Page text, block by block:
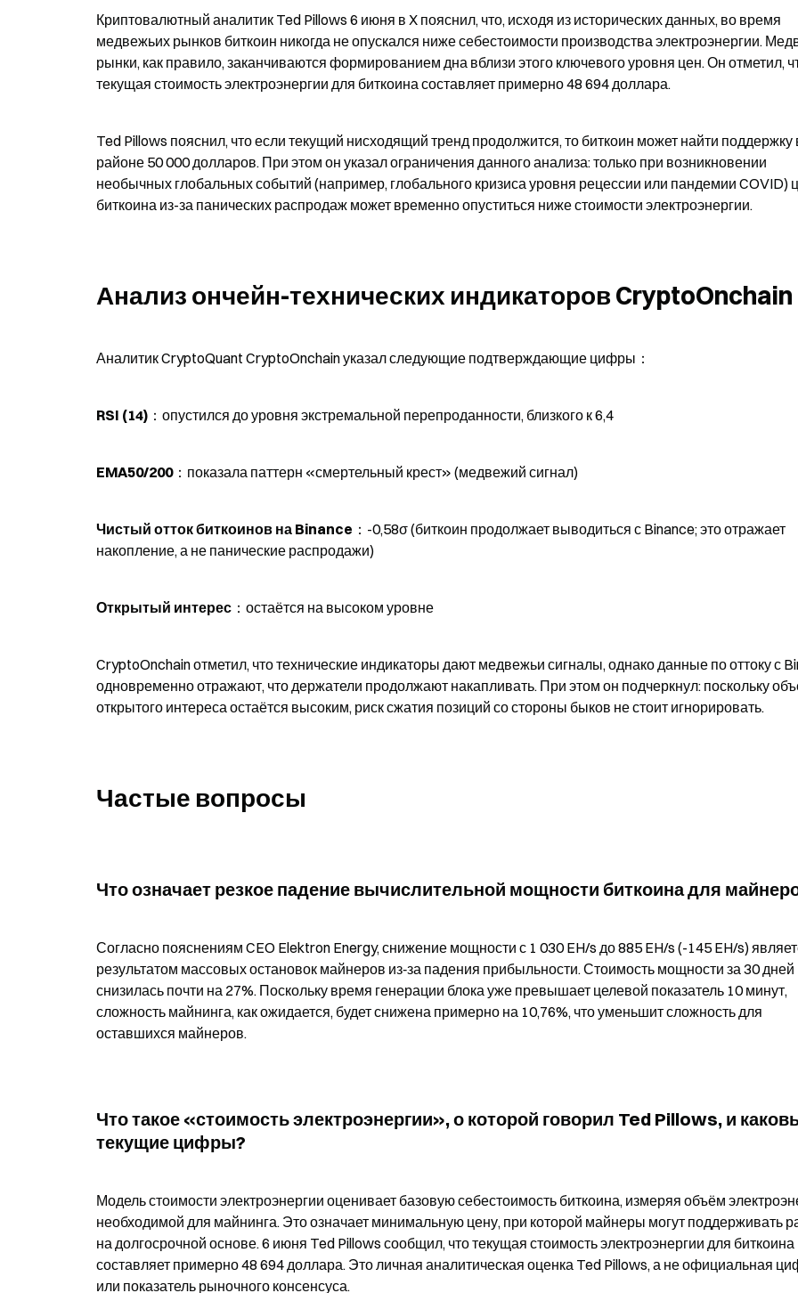
Криптовалютный аналитик Ted Pillows 6 июня в X пояснил, что, исходя из исторических данных, во время
медвежьих рынков биткоин никогда не опускался ниже себестоимости производства электроэнергии.
рынки, как правило, заканчиваются формированием дна вблизи этого ключевого уровня цен. Он отметил,
текущая стоимость электроэнергии для биткоина составляет примерно 48 694 доллара.
Ted Pillows пояснил, что если текущий нисходящий тренд продолжится, то биткоин может найти поддержку
районе 50 000 долларов. При этом он указал ограничения данного анализа: только при возникновении
необычных глобальных событий (например, глобального кризиса уровня рецессии или пандемии COVID)
биткоина из-за панических распродаж может временно опуститься ниже стоимости электроэнергии.
Анализ ончейн-технических индикаторов CryptoOnchain
Аналитик CryptoQuant CryptoOnchain указал следующие подтверждающие цифры：
RSI (14) ：опустился до уровня экстремальной перепроданности, близкого к 6,4
EMA50/200：показала паттерн «смертельный крест» (медвежий сигнал)
Чистый отток биткоинов на Binance ：-0,58σ (биткоин продолжает выводиться с Binance; это отражает
накопление, а не панические распродажи)
Открытый интерес ：остаётся на высоком уровне
CryptoOnchain отметил, что технические индикаторы дают медвежьи сигналы, однако данные по оттоку с
одновременно отражают, что держатели продолжают накапливать. При этом он подчеркнул: поскольку
открытого интереса остаётся высоким, риск сжатия позиций со стороны быков не стоит игнорировать.
Частые вопросы
Что означает резкое падение вычислительной мощности биткоина для
Согласно пояснениям CEO Elektron Energy, снижение мощности с 1 030 EH/s до 885 EH/s (-145 EH/s)
результатом массовых остановок майнеров из‑за падения прибыльности. Стоимость мощности за 30 дней
снизилась почти на 27%. Поскольку время генерации блока уже превышает целевой показатель 10 минут,
сложность майнинга, как ожидается, будет снижена примерно на 10,76%, что уменьшит сложность для
оставшихся майнеров.
Что такое «стоимость электроэнергии», о которой говорил Ted Pillows, и
текущие цифры?
Модель стоимости электроэнергии оценивает базовую себестоимость биткоина, измеряя объём
необходимой для майнинга. Это означает минимальную цену, при которой майнеры могут поддерживать
на долгосрочной основе. 6 июня Ted Pillows сообщил, что текущая стоимость электроэнергии для биткоина
составляет примерно 48 694 доллара. Это личная аналитическая оценка Ted Pillows, а не официальная
или показатель рыночного консенсуса.